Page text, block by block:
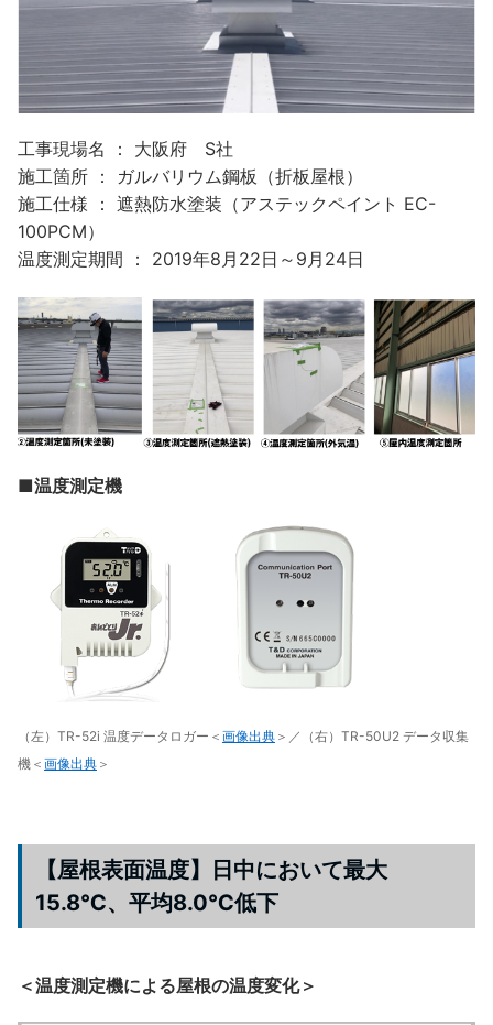
工事現場名 ： 大阪府 S社
施工箇所 ： ガルバリウム鋼板（折板屋根）
施工仕様 ： 遮熱防水塗装（アステックペイント EC-
100PCM）
温度測定期間 ： 2019年8月22日～9月24日
■温度測定機
（左）TR-52i 温度データロガー＜ 画像出典 ＞／（右）TR-50U2 データ収集
機＜ 画像出典 ＞
【屋根表面温度】日中において最大
15.8℃、平均8.0℃低下
＜温度測定機による屋根の温度変化＞